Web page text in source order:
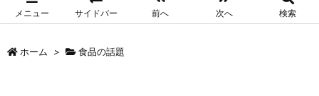
メニュー サイドバー 前へ 次へ 検索
ホーム > 食品の話題